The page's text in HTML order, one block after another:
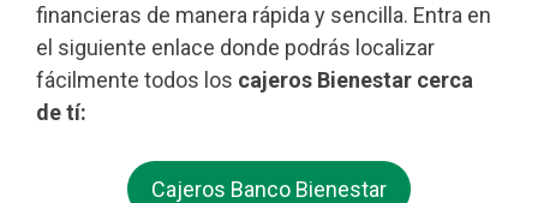
financieras de manera rápida y sencilla. Entra en
el siguiente enlace donde podrás localizar
fácilmente todos los cajeros Bienestar cerca
de tí:
Cajeros Banco Bienestar